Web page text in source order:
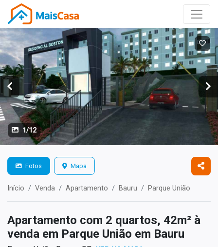
1/12
Fotos Mapa
Início Venda Apartamento Bauru Parque União
Apartamento com 2 quartos, 42m² à
venda em Parque União em Bauru